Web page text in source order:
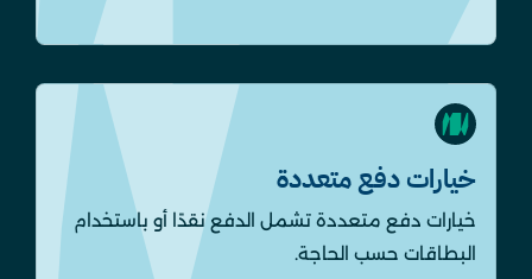
خيارات دفع متعددة
خيارات دفع متعددة تشمل الدفع نقدًا أو باستخدام
البطاقات حسب الحاجة.